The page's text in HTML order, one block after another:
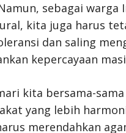
sebagai warga
kita juga harus
dan saling
kepercayaan
kita bersama-
yang lebih
merendahkan